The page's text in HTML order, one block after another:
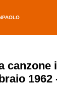
canzone
1962